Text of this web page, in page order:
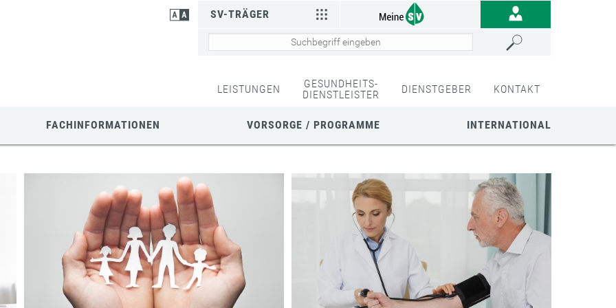
SV-TRÄGER
LEISTUNGEN
GESUNDHEITS-
DIENSTLEISTER
DIENSTGEBER KONTAKT
FACHINFORMATIONEN VORSORGE / PROGRAMME INTERNATIONAL